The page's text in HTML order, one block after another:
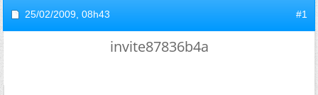
25/02/2009, 08h43 #1
invite87836b4a